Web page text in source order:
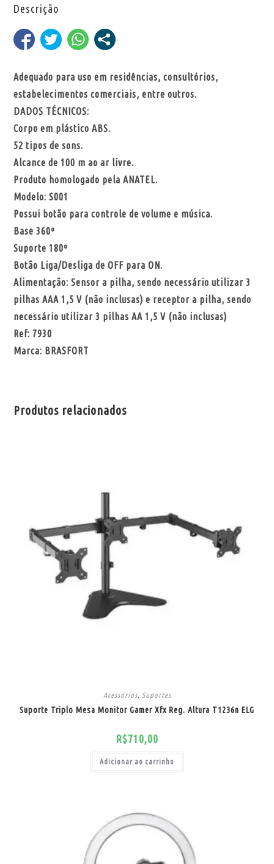
Descrição
Adequado para uso em residências, consultórios,
estabelecimentos comerciais, entre outros.
DADOS TÉCNICOS:
Corpo em plástico ABS.
52 tipos de sons.
Alcance de 100 m ao ar livre.
Produto homologado pela ANATEL.
Modelo: S001
Possui botão para controle de volume e música.
Base 360º
Suporte 180º
Botão Liga/Desliga de OFF para ON.
Alimentação: Sensor a pilha, sendo necessário utilizar 3
pilhas AAA 1,5 V (não inclusas) e receptor a pilha, sendo
necessário utilizar 3 pilhas AA 1,5 V (não inclusas)
Ref: 7930
Marca: BRASFORT
Produtos relacionados
Acessórios, Suportes
Suporte Triplo Mesa Monitor Gamer Xfx Reg. Altura T1236n ELG
R$710,00
Adicionar ao carrinho